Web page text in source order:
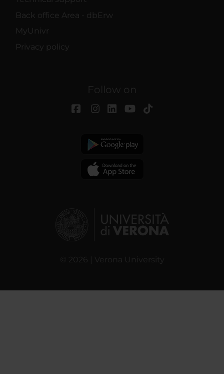
Back office Area - dbErw
MyUnivr
Privacy policy
Follow on
© 2026 | Verona University